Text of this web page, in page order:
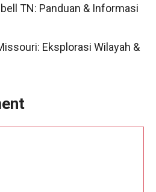
TN: Panduan & Informasi
Eksplorasi Wilayah &